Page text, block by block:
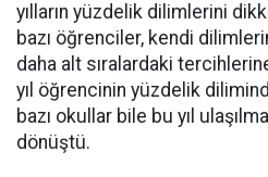
yılların yüzdelik dilimlerini
bazı öğrenciler, kendi
daha alt sıralardaki
yıl öğrencinin yüzdelik
bazı okullar bile bu yıl
dönüştü.